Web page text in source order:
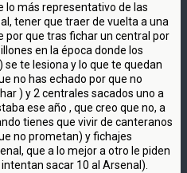
lo más representativo de las
tener que traer de vuelta a una
por que tras fichar un central por
en la época donde los
te lesiona y lo que te quedan
no has echado por que no
) y 2 centrales sacados uno a
ese año , que creo que no, a
tienes que vivir de canteranos
no prometan) y fichajes
que a lo mejor a otro le piden
sacar 10 al Arsenal).